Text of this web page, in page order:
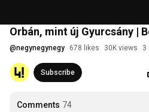
Orbán, mint új Gyurcsány |
@negynegynegy 678 likes 30K views 3
Subscribe
Comments 74